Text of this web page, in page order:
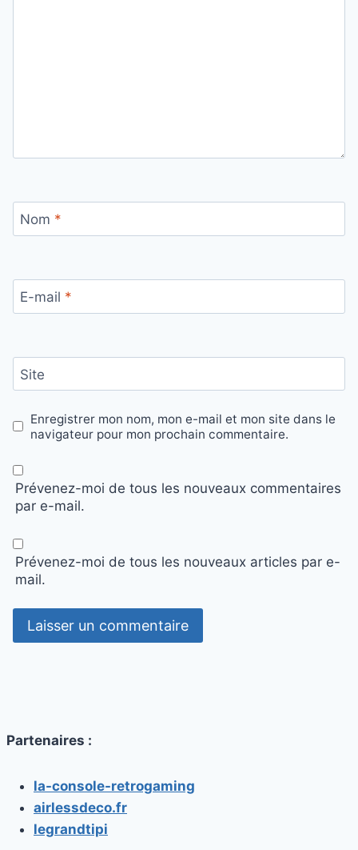
Nom *
E-mail *
Site
Enregistrer mon nom, mon e-mail et mon site dans le
navigateur pour mon prochain commentaire.
Prévenez-moi de tous les nouveaux commentaires
par e-mail.
Prévenez-moi de tous les nouveaux articles par e-
mail.
Partenaires :
la-console-retrogaming
airlessdeco.fr
legrandtipi